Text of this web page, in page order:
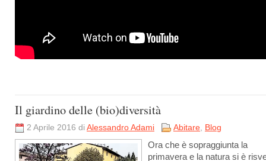
Il giardino delle (bio)diversità
2 Aprile 2016 di Alessandro Adami Abitare, Blog
Ora che è sopraggiunta la
primavera e la natura si è